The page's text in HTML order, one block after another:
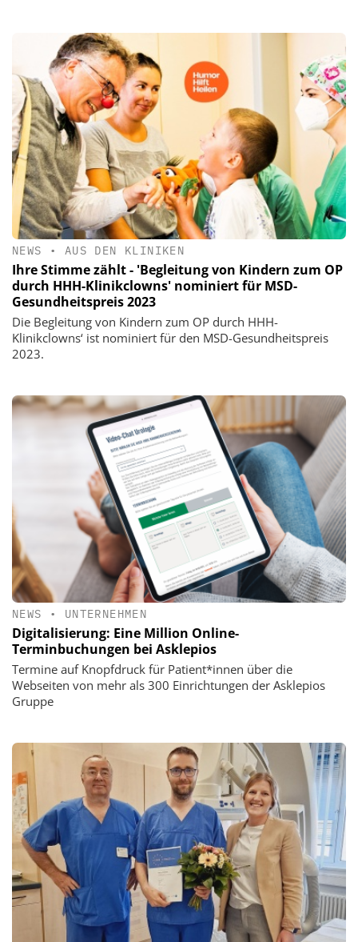
NEWS • AUS DEN KLINIKEN
Ihre Stimme zählt - 'Begleitung von Kindern zum OP
durch HHH-Klinikclowns' nominiert für MSD-
Gesundheitspreis 2023
Die Begleitung von Kindern zum OP durch HHH-
Klinikclowns‘ ist nominiert für den MSD-Gesundheitspreis
2023.
NEWS • UNTERNEHMEN
Digitalisierung: Eine Million Online-
Terminbuchungen bei Asklepios
Termine auf Knopfdruck für Patient*innen über die
Webseiten von mehr als 300 Einrichtungen der Asklepios
Gruppe